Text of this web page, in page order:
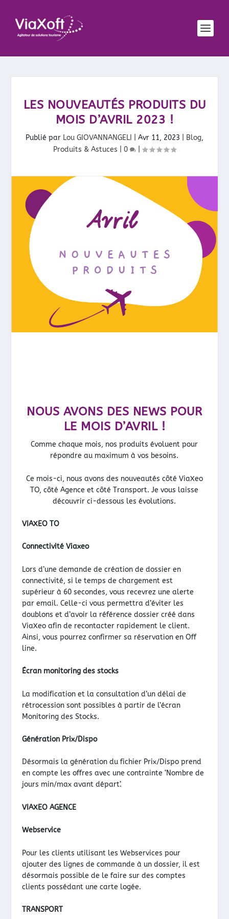
LES NOUVEAUTÉS PRODUITS DU
MOIS D’AVRIL 2023 !
Publié par Lou GIOVANNANGELI Avr 11, 2023 Blog,
Produits & Astuces
0
NOUS AVONS DES NEWS POUR
LE MOIS D’AVRIL !
Comme chaque mois, nos produits évoluent pour
répondre au maximum à vos besoins.
Ce mois-ci, nous avons des nouveautés côté ViaXeo
TO, côté Agence et côté Transport. Je vous laisse
découvrir ci-dessous les évolutions.
VIAXEO TO
Connectivité Viaxeo
Lors d’une demande de création de dossier en
connectivité, si le temps de chargement est
supérieur à 60 secondes, vous recevrez une alerte
par email. Celle-ci vous permettra d’éviter les
doublons et d’avoir la référence dossier créé dans
ViaXeo afin de recontacter rapidement le client.
Ainsi, vous pourrez confirmer sa réservation en Off
line.
Écran monitoring des stocks
La modification et la consultation d’un délai de
rétrocession sont possibles à partir de l’écran
Monitoring des Stocks.
Génération Prix/Dispo
Désormais la génération du fichier Prix/Dispo prend
en compte les offres avec une contrainte ‘Nombre de
jours min/max avant départ’.
VIAXEO AGENCE
Webservice
Pour les clients utilisant les Webservices pour
ajouter des lignes de commande à un dossier, il est
désormais possible de le faire sur des comptes
clients possédant une carte logée.
TRANSPORT